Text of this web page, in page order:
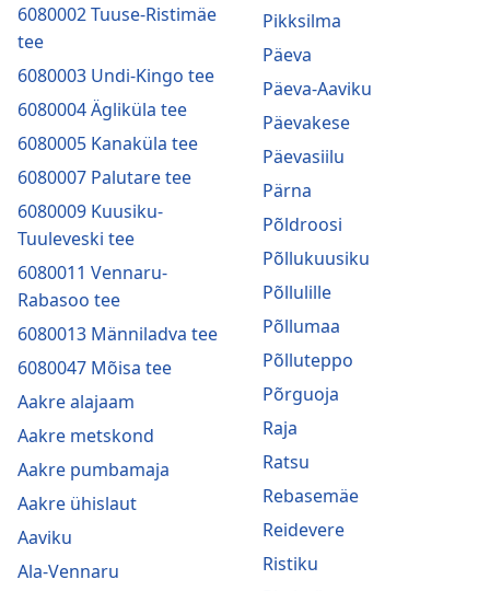
6080002 Tuuse-Ristimäe
tee
6080003 Undi-Kingo tee
6080004 Ägliküla tee
6080005 Kanaküla tee
6080007 Palutare tee
6080009 Kuusiku-
Tuuleveski tee
6080011 Vennaru-
Rabasoo tee
6080013 Männiladva tee
6080047 Mõisa tee
Aakre alajaam
Aakre metskond
Aakre pumbamaja
Aakre ühislaut
Aaviku
Ala-Vennaru
Pikksilma
Päeva
Päeva-Aaviku
Päevakese
Päevasiilu
Pärna
Põldroosi
Põllukuusiku
Põllulille
Põllumaa
Põlluteppo
Põrguoja
Raja
Ratsu
Rebasemäe
Reidevere
Ristiku